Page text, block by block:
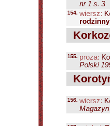
nr 1 s. 3
154. wiersz:
155. proza:
Polski
156. wiersz: